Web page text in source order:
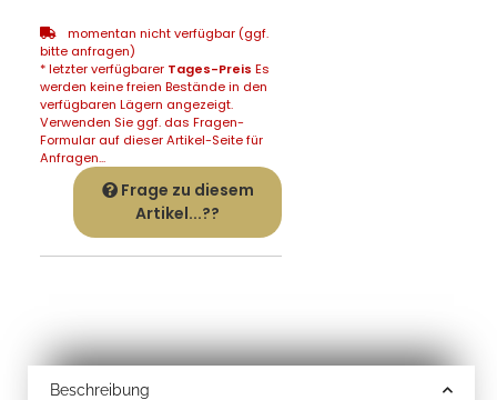
momentan nicht verfügbar (ggf.
bitte anfragen)
* letzter verfügbarer Tages-Preis Es
werden keine freien Bestände in den
verfügbaren Lägern angezeigt.
Verwenden Sie ggf. das Fragen-
Formular auf dieser Artikel-Seite für
Anfragen...
Frage zu diesem
Artikel...??
Beschreibung